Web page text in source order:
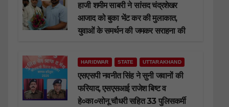
हाजी शमीम साबरी ने सांसद चंद्रशेखर
आजाद को बुका भेंट कर की मुलाकात,
युवाओं के समर्थन की जमकर सराहना की
HARIDWAR STATE UTTARAKHAND
एसएसपी नवनीत सिंह ने सुनी जवानों की
फरियाद, एसएसआई राजेश बिष्ट व
हे०का०सोनू चौधरी सहित 33 पुलिसकर्मी